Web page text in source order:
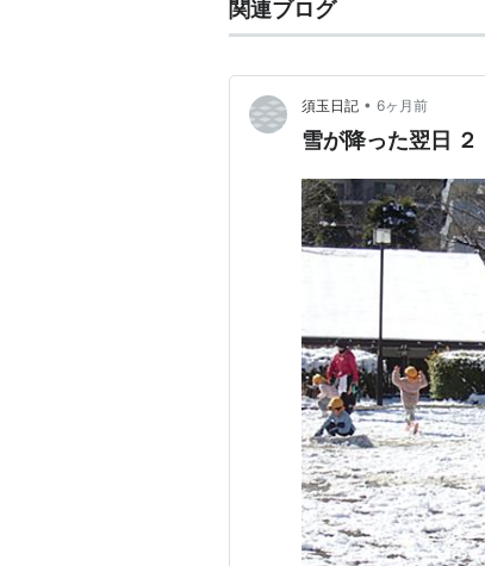
関連ブログ
須玉日記 • 6ヶ月前
雪が降った翌日 ２